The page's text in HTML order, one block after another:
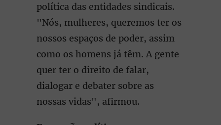
política das entidades sindicais.
"Nós, mulheres, queremos ter os
nossos espaços de poder, assim
como os homens já têm. A gente
quer ter o direito de falar,
dialogar e debater sobre as
nossas vidas", afirmou.